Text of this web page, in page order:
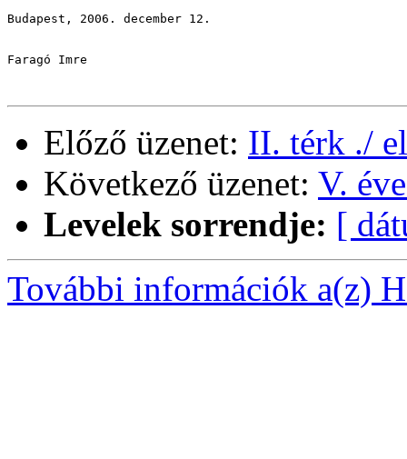
Budapest, 2006. december 12.
Faragó Imre
Előző üzenet: II. térk ./
Következő üzenet: V.
Levelek sorrendje: [
További információk a(z)